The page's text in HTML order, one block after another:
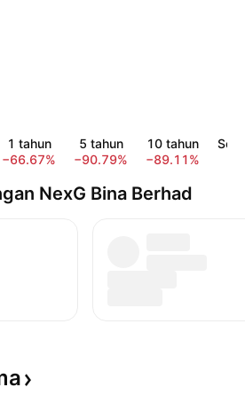
1 tahun
−66.67%
5 tahun
−90.79%
10 tahun
−89.11%
NexG Bina Berhad